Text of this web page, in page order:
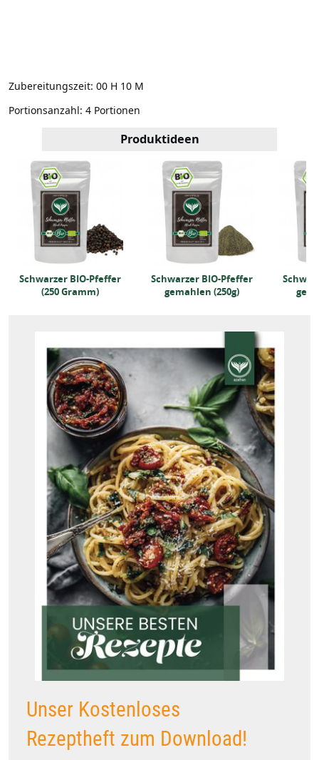
Zubereitungszeit: 00 H 10 M
Portionsanzahl: 4 Portionen
Produktideen
Schwarzer BIO-Pfeffer
(250 Gramm)
Schwarzer BIO-Pfeffer
gemahlen (250g)
Unser Kostenloses
Rezeptheft zum Download!